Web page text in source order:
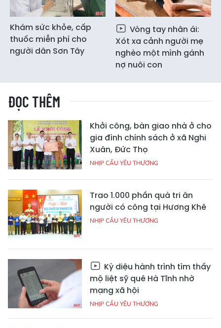
Khám sức khỏe, cấp
thuốc miễn phí cho
người dân Sơn Tây
Vòng tay nhân ái:
Xót xa cảnh người mẹ
nghèo một mình gánh
nợ nuôi con
ĐỌC THÊM
Khởi công, bàn giao nhà ở cho
gia đình chính sách ở xã Nghi
Xuân, Đức Thọ
NHỊP CẦU YÊU THƯƠNG
Trao 1.000 phần quà tri ân
người có công tại Hương Khê
NHỊP CẦU YÊU THƯƠNG
Kỳ diệu hành trình tìm thấy
mộ liệt sỹ quê Hà Tĩnh nhờ
mạng xã hội
NHỊP CẦU YÊU THƯƠNG